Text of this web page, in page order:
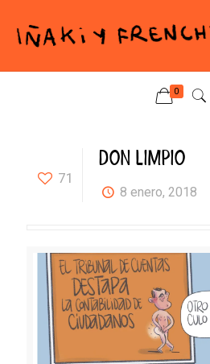
0
71
DON LIMPIO
8 enero, 2018